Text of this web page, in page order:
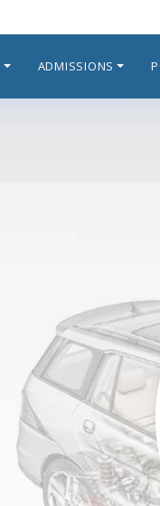
ADMISSIONS